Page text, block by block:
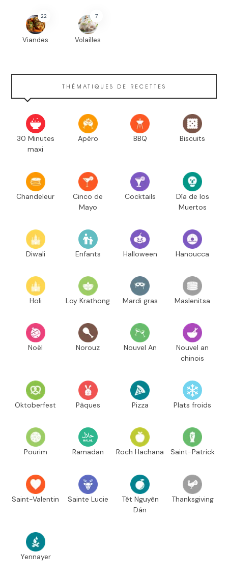
22
Viandes
7
Volailles
THÉMATIQUES DE RECETTES
30 Minutes
maxi
Apéro BBQ Biscuits
Chandeleur
Cinco de
Mayo
Cocktails
Día de los
Muertos
Diwali Enfants Halloween Hanoucca
Holi Loy Krathong Mardi gras Maslenitsa
Noël Norouz Nouvel An
Nouvel an
chinois
Oktoberfest Pâques Pizza Plats froids
Pourim Ramadan Roch Hachana Saint-Patrick
Saint-Valentin Sainte Lucie
Têt Nguyên
Dán
Thanksgiving
Yennayer